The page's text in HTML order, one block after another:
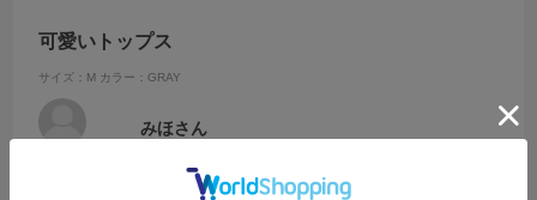
可愛いトップス
サイズ：M カラー：GRAY
みほさん